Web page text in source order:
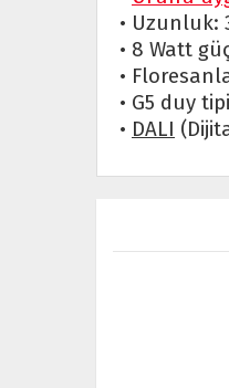
• Uzunluk:
• 8 Watt
•
• G5 duy
• DALI